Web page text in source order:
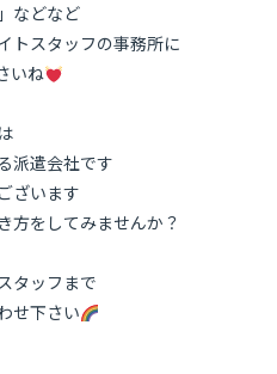
などなど
トスタッフの事務所に
いね
派遣会社です
ざいます
方をしてみませんか？
タッフまで
せ下さい